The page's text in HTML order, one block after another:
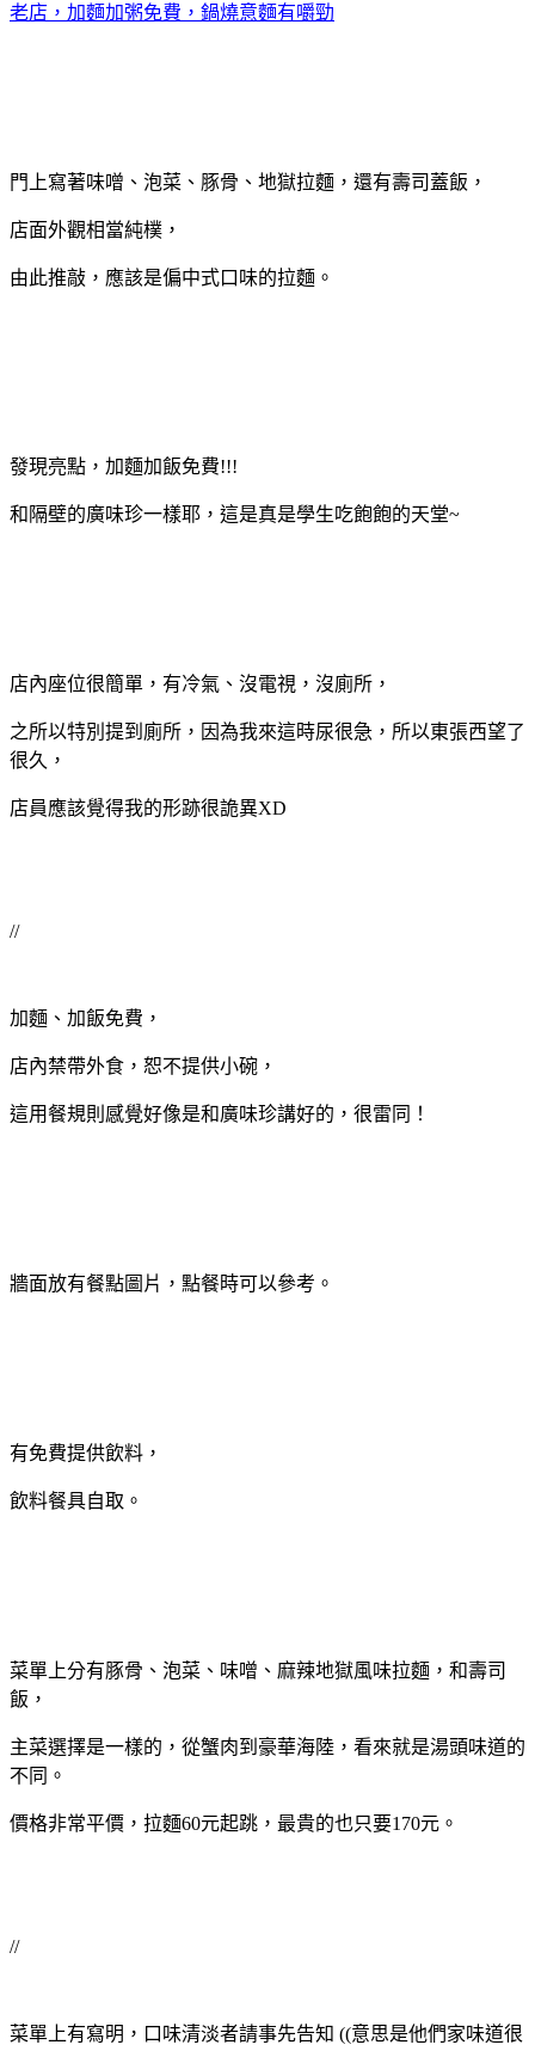
老店，加麵加粥免費，鍋燒意麵有嚼勁
門上寫著味噌、泡菜、豚骨、地獄拉麵，還有壽司蓋飯，
店面外觀相當純樸，
由此推敲，應該是偏中式口味的拉麵。
發現亮點，加麵加飯免費!!!
和隔壁的廣味珍一樣耶，這是真是學生吃飽飽的天堂~
店內座位很簡單，有冷氣、沒電視，沒廁所，
之所以特別提到廁所，因為我來這時尿很急，所以東張西望了
很久，
店員應該覺得我的形跡很詭異XD
//
加麵、加飯免費，
店內禁帶外食，恕不提供小碗，
這用餐規則感覺好像是和廣味珍講好的，很雷同！
牆面放有餐點圖片，點餐時可以參考。
有免費提供飲料，
飲料餐具自取。
菜單上分有豚骨、泡菜、味噌、麻辣地獄風味拉麵，和壽司
飯，
主菜選擇是一樣的，從蟹肉到豪華海陸，看來就是湯頭味道的
不同。
價格非常平價，拉麵60元起跳，最貴的也只要170元。
//
菜單上有寫明，口味清淡者請事先告知 ((意思是他們家味道很